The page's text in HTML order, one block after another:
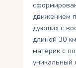
движением
дующих с
длиной 30
материк с
уникальный